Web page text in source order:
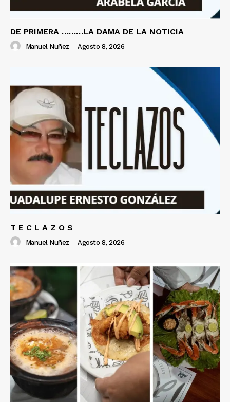
DE PRIMERA ………LA DAMA DE LA NOTICIA
Manuel Nuñez - Agosto 8, 2026
T E C L A Z O S
Manuel Nuñez - Agosto 8, 2026